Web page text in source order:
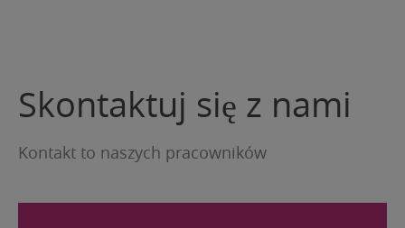
Skontaktuj się z nami
Kontakt to naszych pracowników